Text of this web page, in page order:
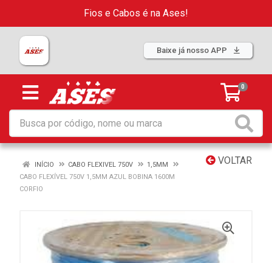
Fios e Cabos é na Ases!
Baixe já nosso APP
0
VOLTAR
INÍCIO CABO FLEXIVEL 750V
1,5MM
CABO FLEXÍVEL 750V 1,5MM AZUL BOBINA 1600M
CORFIO